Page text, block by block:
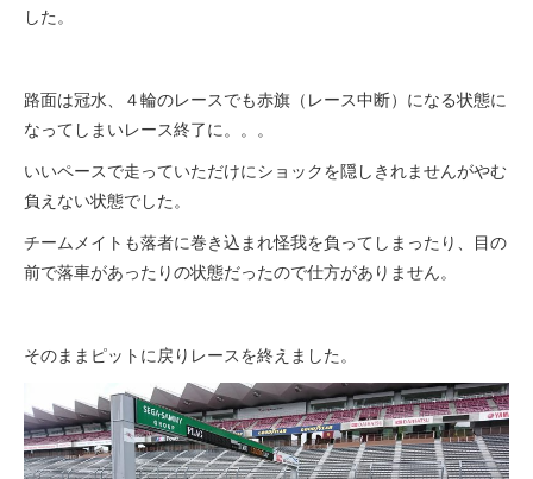
した。
路面は冠水、４輪のレースでも赤旗（レース中断）になる状態に
なってしまいレース終了に。。。
いいペースで走っていただけにショックを隠しきれませんがやむ
負えない状態でした。
チームメイトも落者に巻き込まれ怪我を負ってしまったり、目の
前で落車があったりの状態だったので仕方がありません。
そのままピットに戻りレースを終えました。